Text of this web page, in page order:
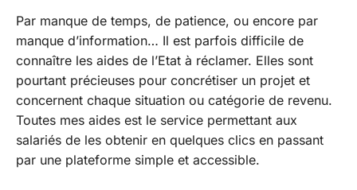
Par manque de temps, de patience, ou encore par
manque d’information… Il est parfois difficile de
connaître les aides de l’Etat à réclamer. Elles sont
pourtant précieuses pour concrétiser un projet et
concernent chaque situation ou catégorie de revenu.
Toutes mes aides est le service permettant aux
salariés de les obtenir en quelques clics en passant
par une plateforme simple et accessible.